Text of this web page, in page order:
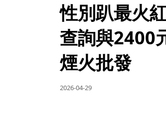
性別趴最火
查詢與2400
煙火批發
2026-04-29